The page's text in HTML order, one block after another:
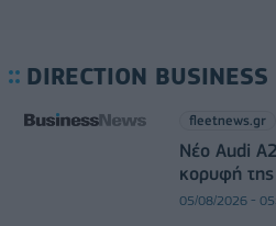
DIRECTION BUSINESS
fleetnews.gr
Νέο Audi
κορυφή της
05/08/2026 -